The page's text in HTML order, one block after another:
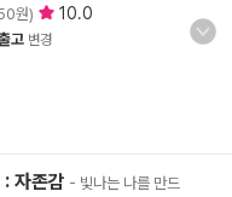
원) 10.0
고 변경
자존감 - 빛나는 나를 만드